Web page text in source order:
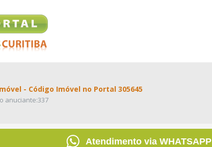
- Código Imóvel no Portal 305645
anuciante:337
Atendimento via WHATSAPP